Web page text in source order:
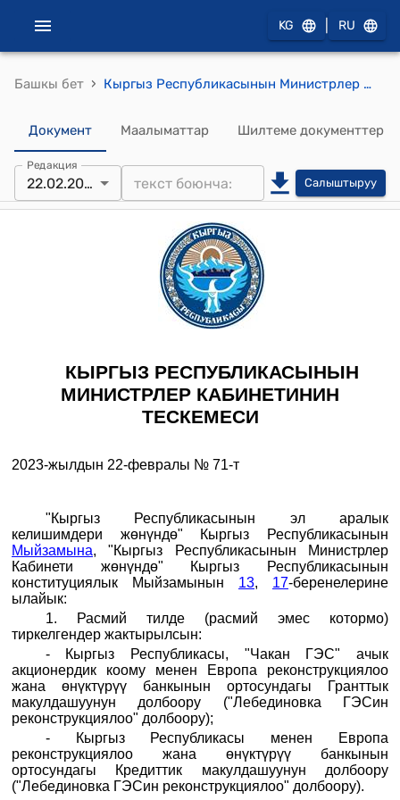
KG RU
Башкы бет › Кыргыз Республикасынын Министрлер Кабинетинин 2023-жылдын 22-февралындагы № 71-т (Кыргыз Республикасы, "Чакан ГЭС" ачык акционердик коому менен Европа реконструкциялоо жана өнүктүрүү банкынын ортосундагы Гранттык жана Кредиттик макулдашуунун долбоорун жактыруу тууралуу) тескемеси
Документ Маалыматтар Шилтеме документтер
Редакция
22.02.2023 Салыштыруу